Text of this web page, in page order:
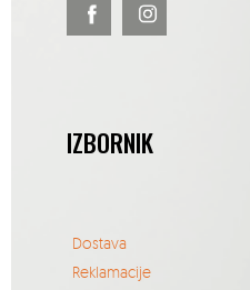
IZBORNIK
Dostava
Reklamacije